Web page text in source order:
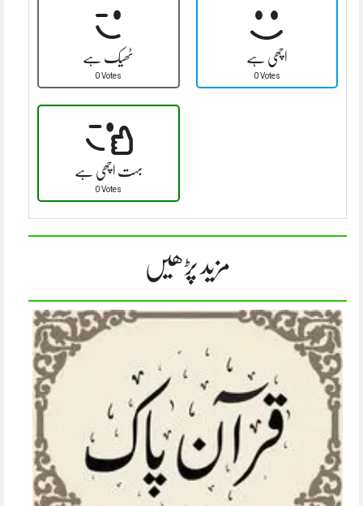
ٹھیک ہے
0 Votes
اچھی ہے
0 Votes
بہت اچھی ہے
0 Votes
مزید پڑھیں